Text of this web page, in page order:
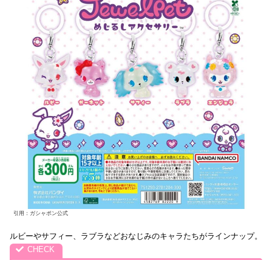
引用：ガシャポン公式
ルビーやサフィー、ラブラなどおなじみのキャラたちがラインナップ。